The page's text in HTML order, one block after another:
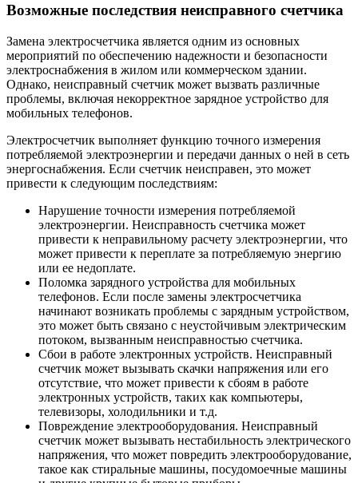
Возможные последствия неисправного счетчика
Замена электросчетчика является одним из основных
мероприятий по обеспечению надежности и безопасности
электроснабжения в жилом или коммерческом здании.
Однако, неисправный счетчик может вызвать различные
проблемы, включая некорректное зарядное устройство для
мобильных телефонов.
Электросчетчик выполняет функцию точного измерения
потребляемой электроэнергии и передачи данных о ней в сеть
энергоснабжения. Если счетчик неисправен, это может
привести к следующим последствиям:
Нарушение точности измерения потребляемой
электроэнергии. Неисправность счетчика может
привести к неправильному расчету электроэнергии, что
может привести к переплате за потребляемую энергию
или ее недоплате.
Поломка зарядного устройства для мобильных
телефонов. Если после замены электросчетчика
начинают возникать проблемы с зарядным устройством,
это может быть связано с неустойчивым электрическим
потоком, вызванным неисправностью счетчика.
Сбои в работе электронных устройств. Неисправный
счетчик может вызывать скачки напряжения или его
отсутствие, что может привести к сбоям в работе
электронных устройств, таких как компьютеры,
телевизоры, холодильники и т.д.
Повреждение электрооборудования. Неисправный
счетчик может вызывать нестабильность электрического
напряжения, что может повредить электрооборудование,
такое как стиральные машины, посудомоечные машины